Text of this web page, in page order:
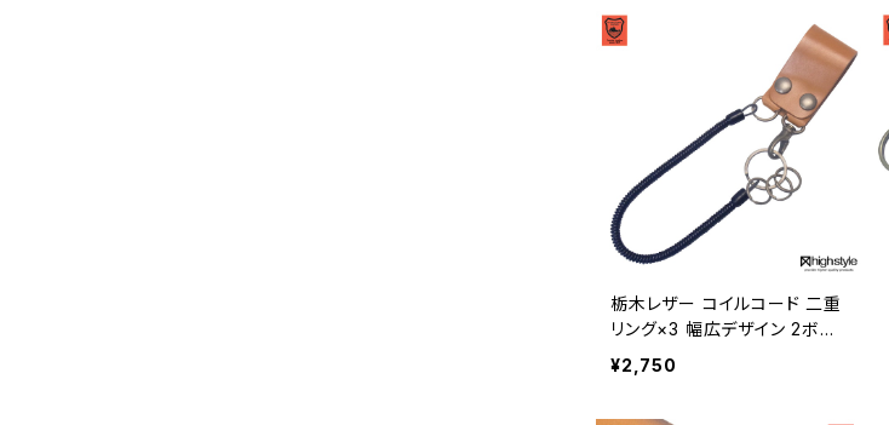
栃木レザー コイルコード 二重
リング×3 幅広デザイン 2ボタ
ン ベルトループキーホルダー
hs-yam-468
¥2,750